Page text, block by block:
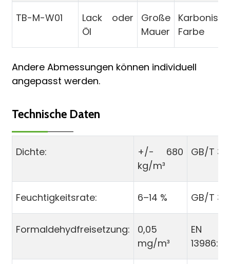
TB-M-W01
Lack oder
Öl
Große
Mauer
Farbe
Andere Abmessungen können individuell
angepasst werden.
Technische Daten
Dichte:
+/- 680
kg/m³
GB/T
Feuchtigkeitsrate: 6–14 % GB/T
Formaldehydfreisetzung:
0,05
mg/m³
EN